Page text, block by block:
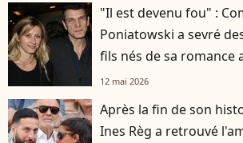
"Il est devenu fou" :
Poniatowski a sevré
fils nés de sa romance
12 mai 2026
Après la fin de son
Ines Règ a retrouvé